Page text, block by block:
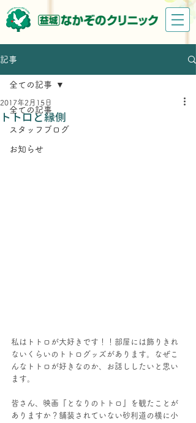
記事
全ての記事
スタッフブログ
お知らせ
全ての記事
トトロと縁側
2017年2月15日
私はトトロが大好きです！！部屋には飾りきれ
ないくらいのトトログッズがあります。なぜこ
んなトトロが好きなのか、お話ししたいと思い
ます。
皆さん、映画『となりのトトロ』を観たことが
ありますか？舗装されていない砂利道の横に小